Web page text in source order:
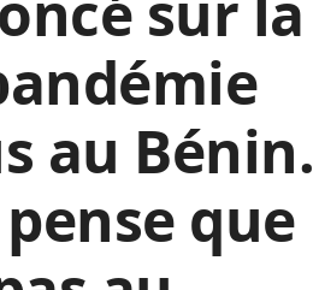
au Bénin.
pense que